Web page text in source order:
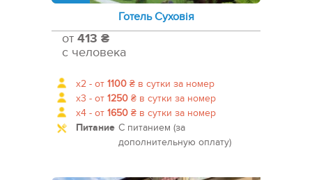
Готель Суховія
от 413 ₴
с человека
x2 - от 1100 ₴ в сутки за номер
x3 - от 1250 ₴ в сутки за номер
x4 - от 1650 ₴ в сутки за номер
Питание С питанием (за
дополнительную оплату)